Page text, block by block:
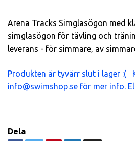
Arena Tracks Simglasögon med
simglasögon för tävling och
leverans - för simmare, av
Produkten är tyvärr slut i lager :(
info@swimshop.se för mer info.
Dela